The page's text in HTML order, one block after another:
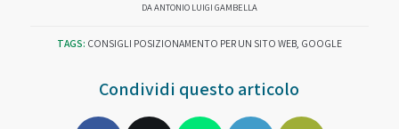
DAANTONIO LUIGI GAMBELLA
TAGS: CONSIGLI POSIZIONAMENTO PER UN SITO WEB, GOOGLE
Condividi questo articolo